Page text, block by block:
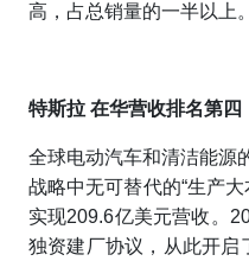
高，占总销量的一半以上。
特斯拉 在华营收排名第四
全球电动汽车和清洁能源
战略中无可替代的“生产
实现209.6亿美元营收。
独资建厂协议，从此开启